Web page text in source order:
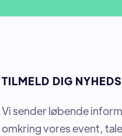
TILMELD DIG
Vi sender løbende
omkring vores event,